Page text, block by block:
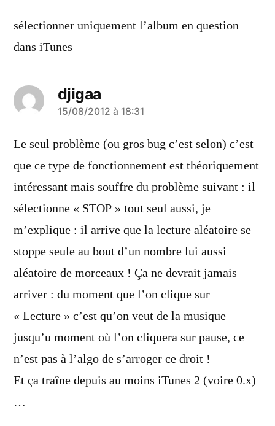
dit :
sélectionner uniquement l’album en question
dans iTunes
djigaa
a
dit :
15/08/2012 à 18:31
Le seul problème (ou gros bug c’est selon) c’est
que ce type de fonctionnement est théoriquement
intéressant mais souffre du problème suivant : il
sélectionne « STOP » tout seul aussi, je
m’explique : il arrive que la lecture aléatoire se
stoppe seule au bout d’un nombre lui aussi
aléatoire de morceaux ! Ça ne devrait jamais
arriver : du moment que l’on clique sur
« Lecture » c’est qu’on veut de la musique
jusqu’u moment où l’on cliquera sur pause, ce
n’est pas à l’algo de s’arroger ce droit !
Et ça traîne depuis au moins iTunes 2 (voire 0.x)
…